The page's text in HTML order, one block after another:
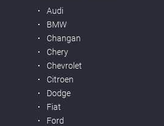
Audi
BMW
Changan
Chery
Chevrolet
Citroen
Dodge
Fiat
Ford